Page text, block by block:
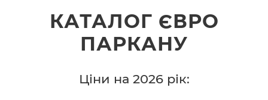
КАТАЛОГ ЄВРО
ПАРКАНУ
Ціни на 2026 рік: